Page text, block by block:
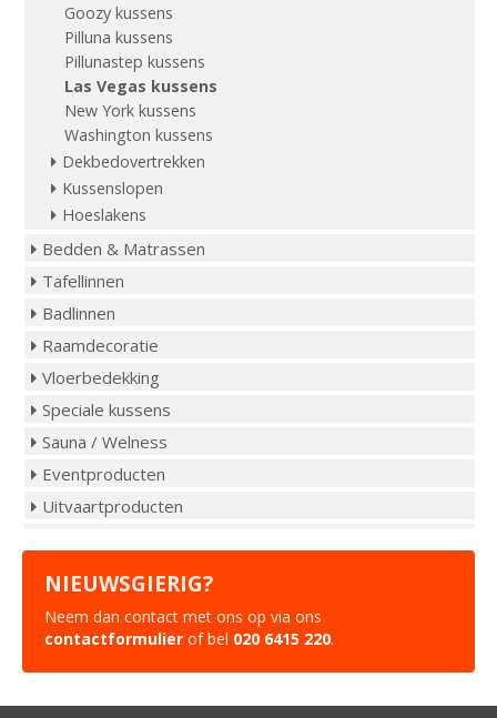
Goozy kussens
Pilluna kussens
Pillunastep kussens
Las Vegas kussens
New York kussens
Washington kussens
Dekbedovertrekken
Kussenslopen
Hoeslakens
Bedden & Matrassen
Tafellinnen
Badlinnen
Raamdecoratie
Vloerbedekking
Speciale kussens
Sauna / Welness
Eventproducten
Uitvaartproducten
NIEUWSGIERIG?
Neem dan contact met ons op via ons
contactformulier of bel 020 6415 220.